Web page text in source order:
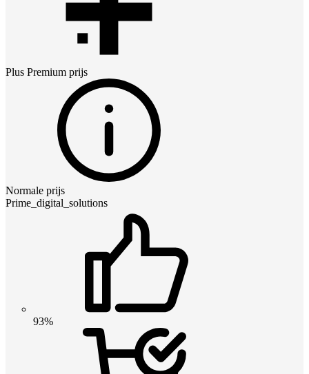
Plus Premium prijs
Normale prijs
Prime_digital_solutions
93%